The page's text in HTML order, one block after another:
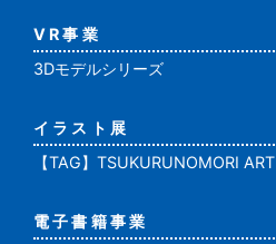
VR事業
3Dモデルシリーズ
イラスト展
【TAG】TSUKURUNOMORI
電子書籍事業